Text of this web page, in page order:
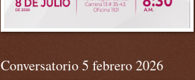
Conversatorio 5 febrero 2026